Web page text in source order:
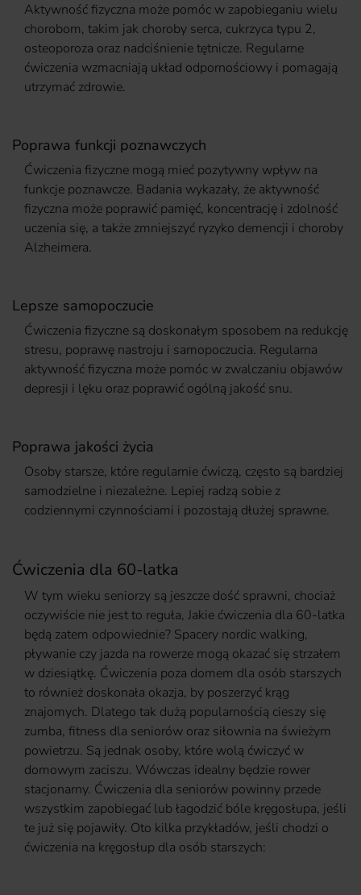
Aktywność fizyczna może pomóc w zapobieganiu wielu
chorobom, takim jak choroby serca, cukrzyca typu 2,
osteoporoza oraz nadciśnienie tętnicze. Regularne
ćwiczenia wzmacniają układ odpornościowy i pomagają
utrzymać zdrowie.
Poprawa funkcji poznawczych
Ćwiczenia fizyczne mogą mieć pozytywny wpływ na
funkcje poznawcze. Badania wykazały, że aktywność
fizyczna może poprawić pamięć, koncentrację i zdolność
uczenia się, a także zmniejszyć ryzyko demencji i choroby
Alzheimera.
Lepsze samopoczucie
Ćwiczenia fizyczne są doskonałym sposobem na redukcję
stresu, poprawę nastroju i samopoczucia. Regularna
aktywność fizyczna może pomóc w zwalczaniu objawów
depresji i lęku oraz poprawić ogólną jakość snu.
Poprawa jakości życia
Osoby starsze, które regularnie ćwiczą, często są bardziej
samodzielne i niezależne. Lepiej radzą sobie z
codziennymi czynnościami i pozostają dłużej sprawne.
Ćwiczenia dla 60-latka
W tym wieku seniorzy są jeszcze dość sprawni, chociaż
oczywiście nie jest to reguła, Jakie ćwiczenia dla 60-latka
będą zatem odpowiednie? Spacery nordic walking,
pływanie czy jazda na rowerze mogą okazać się strzałem
w dziesiątkę. Ćwiczenia poza domem dla osób starszych
to również doskonała okazja, by poszerzyć krąg
znajomych. Dlatego tak dużą popularnością cieszy się
zumba, fitness dla seniorów oraz siłownia na świeżym
powietrzu. Są jednak osoby, które wolą ćwiczyć w
domowym zaciszu. Wówczas idealny będzie rower
stacjonarny. Ćwiczenia dla seniorów powinny przede
wszystkim zapobiegać lub łagodzić bóle kręgosłupa, jeśli
te już się pojawiły. Oto kilka przykładów, jeśli chodzi o
ćwiczenia na kręgosłup dla osób starszych: